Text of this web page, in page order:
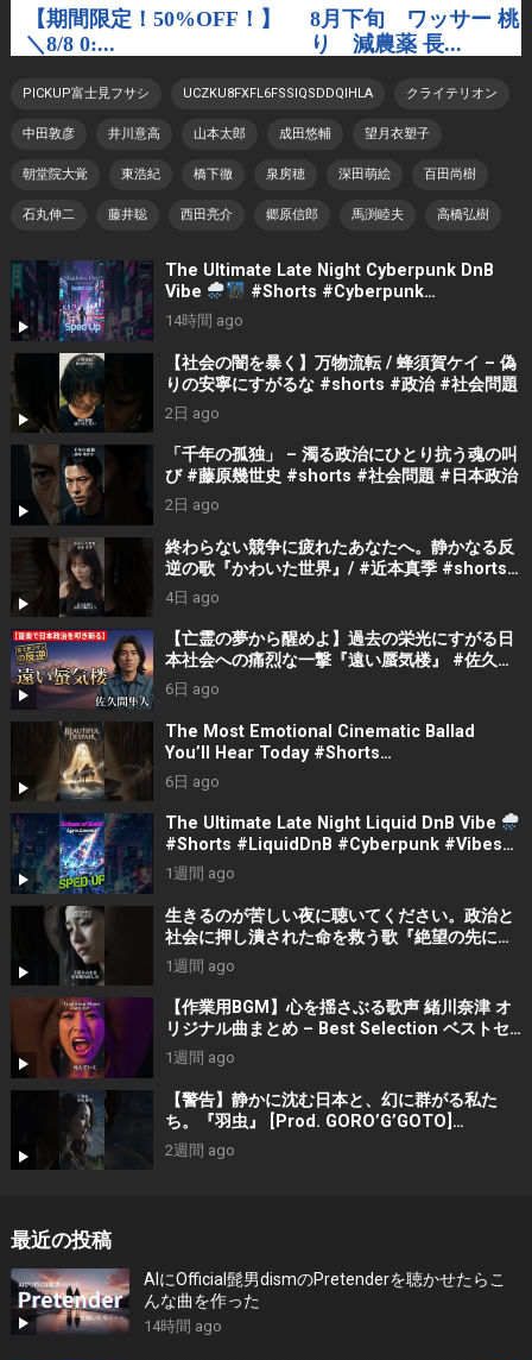
PICKUP富士見フサシ UCZKU8FXFL6FSSIQSDDQIHLA クライテリオン
中田敦彦 井川意高 山本太郎 成田悠輔 望月衣塑子
朝堂院大覚 東浩紀 橋下徹 泉房穂 深田萌絵 百田尚樹
石丸伸二 藤井聡 西田亮介 郷原信郎 馬渕睦夫 高橋弘樹
The Ultimate Late Night Cyberpunk DnB
Vibe
#Shorts #Cyberpunk
#LateNightVibes #ElectronicMusic
14時間 ago
【社会の闇を暴く】万物流転 / 蜂須賀ケイ – 偽
りの安寧にすがるな #shorts #政治 #社会問題
2日 ago
「千年の孤独」 – 濁る政治にひとり抗う魂の叫
び #藤原幾世史 #shorts #社会問題 #日本政治
2日 ago
終わらない競争に疲れたあなたへ。静かなる反
逆の歌『かわいた世界』/ #近本真季 #shorts
#music
4日 ago
【亡霊の夢から醒めよ】過去の栄光にすがる日
本社会への痛烈な一撃『遠い蜃気楼』 #佐久間
隼人
6日 ago
The Most Emotional Cinematic Ballad
You’ll Hear Today #Shorts
#CinematicMusic #EmotionalVibes #Piano
6日 ago
The Ultimate Late Night Liquid DnB Vibe
#Shorts #LiquidDnB #Cyberpunk #Vibes
#ElectronicMusic
1週間 ago
生きるのが苦しい夜に聴いてください。政治と
社会に押し潰された命を救う歌『絶望の先に』
#宮田真尋 #社会問題 #日本政治
1週間 ago
【作業用BGM】心を揺さぶる歌声 緒川奈津 オ
リジナル曲まとめ – Best Selection ベストセ
レクション #shorts #作業用bgm #music #音
1週間 ago
【警告】静かに沈む日本と、幻に群がる私た
ち。『羽虫』 [Prod. GORO’G’GOTO]
#shorts #出水蓮美
2週間 ago
最近の投稿
AIにOfficial髭男dismのPretenderを聴かせたらこ
んな曲を作った
14時間 ago